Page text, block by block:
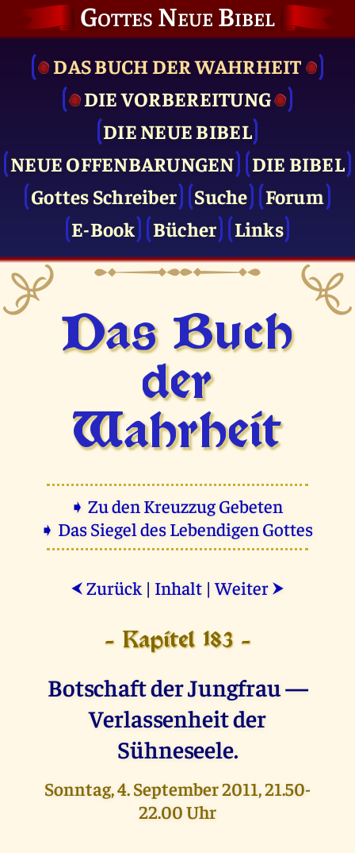
Gottes Neue Bibel
DAS BUCH DER WAHRHEIT
DIE VOR­BEREITUNG
DIE NEUE BIBEL
NEUE OFFENBARUNGEN
DIE BIBEL
Gottes Schreiber
Suche
Forum
E-Book
Bücher Links
Das Buch
der
Wahrheit
➧ Zu den Kreuzzug Gebeten
➧ Das Siegel des Lebendigen Gottes
⮜ Zurück | Inhalt |Weiter ⮞
- Kapitel 183 -
Botschaft der Jungfrau —
Verlassenheit der
Sühneseele.
Sonntag, 4. September 2011, 21.50-
22.00 Uhr